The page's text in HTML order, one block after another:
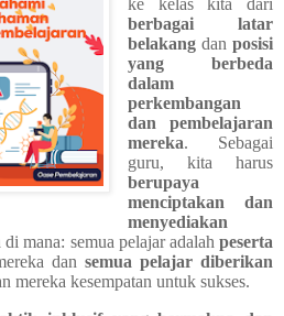
ke kelas kita dari
berbagai latar
belakangdan posisi
yang berbeda
dalam
perkembangan
dan pembelajaran
mereka. Sebagai
guru, kita harus
berupaya
menciptakan dan
menyediakan
di mana: semua pelajar adalahpeserta
dan semua pelajar diberikan
mereka kesempatan untuk sukses.